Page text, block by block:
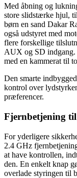
Med åbning og
store slidstærke hjul,
børn en sand Dakar
også udstyret med
flere forskellige
AUX og SD indgang.
med en kammerat til
Den smarte
kontrol over
præferencer.
Fjernbetjening
For yderligere
2.4 GHz
at have kontrollen,
den. En enkelt knap
overlade styringen til